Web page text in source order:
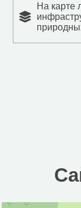
На карте